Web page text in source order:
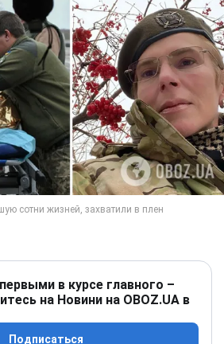
в курсе главного –
на Новини на OBOZ.UA в
Подписаться